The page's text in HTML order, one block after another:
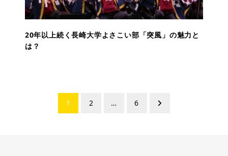
20年以上続く長崎大学よさこい部「突風」の魅力と
は？
1 2 … 6